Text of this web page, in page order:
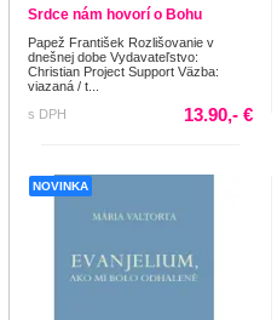
Srdce nám hovorí o Bohu
Papež František Rozlišovanie v
dnešnej dobe Vydavateľstvo:
Christian Project Support Väzba:
viazaná / t...
s DPH
13.90,- €
NOVINKA